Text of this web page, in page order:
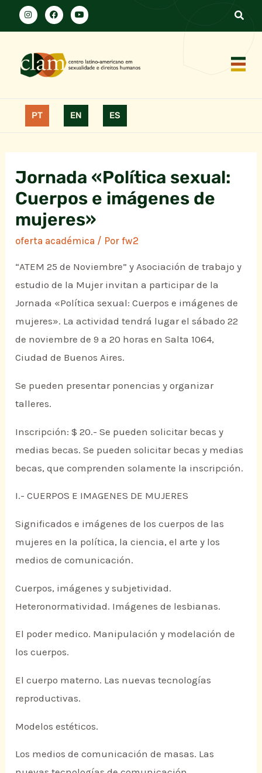
PT EN ES
Jornada «Política sexual:
Cuerpos e imágenes de
mujeres»
oferta académica / Porfw2
“ATEM 25 de Noviembre” y Asociación de trabajo y
estudio de la Mujer invitan a participar de la
Jornada «Política sexual: Cuerpos e imágenes de
mujeres». La actividad tendrá lugar el sábado 22
de noviembre de 9 a 20 horas en Salta 1064,
Ciudad de Buenos Aires.
Se pueden presentar ponencias y organizar
talleres.
Inscripción: $ 20.- Se pueden solicitar becas y
medias becas. Se pueden solicitar becas y medias
becas, que comprenden solamente la inscripción.
I.- CUERPOS E IMAGENES DE MUJERES
Significados e imágenes de los cuerpos de las
mujeres en la política, la ciencia, el arte y los
medios de comunicación.
Cuerpos, imágenes y subjetividad.
Heteronormatividad. Imágenes de lesbianas.
El poder medico. Manipulación y modelación de
los cuerpos.
El cuerpo materno. Las nuevas tecnologías
reproductivas.
Modelos estéticos.
Los medios de comunicación de masas. Las